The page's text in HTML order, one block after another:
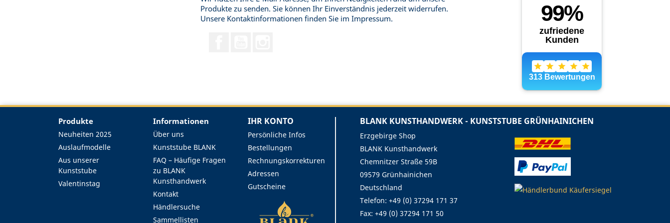
Produkte zu senden. Sie können Ihr Einverständnis jederzeit widerrufen.
Unsere Kontaktinformationen finden Sie im Impressum.
Produkte
Neuheiten 2025
Auslaufmodelle
Aus unserer
Kunststube
Valentinstag
Informationen
Über uns
Kunststube BLANK
FAQ – Häufige Fragen
zu BLANK
Kunsthandwerk
Kontakt
Händlersuche
Sammellisten
IHR KONTO
Persönliche Infos
Bestellungen
Rechnungskorrekturen
Adressen
Gutscheine
BLANK KUNSTHANDWERK - KUNSTSTUBE GRÜNHAINICHEN
Erzgebirge Shop
BLANK Kunsthandwerk
Chemnitzer Straße 59B
09579 Grünhainichen
Deutschland
Telefon: +49 (0) 37294 171 37
Fax: +49 (0) 37294 171 50